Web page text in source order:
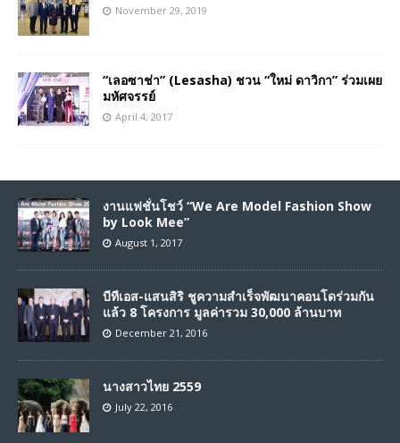
November 29, 2019
“เลอซาช่า” (Lesasha) ชวน “ใหม่ ดาวิกา” ร่วมเผย
มหัศจรรย์
April 4, 2017
งานแฟชั่นโชว์ “We Are Model Fashion Show
by Look Mee”
August 1, 2017
บีทีเอส-แสนสิริ ชูความสำเร็จพัฒนาคอนโดร่วมกัน
แล้ว 8 โครงการ มูลค่ารวม 30,000 ล้านบาท
December 21, 2016
นางสาวไทย 2559
July 22, 2016